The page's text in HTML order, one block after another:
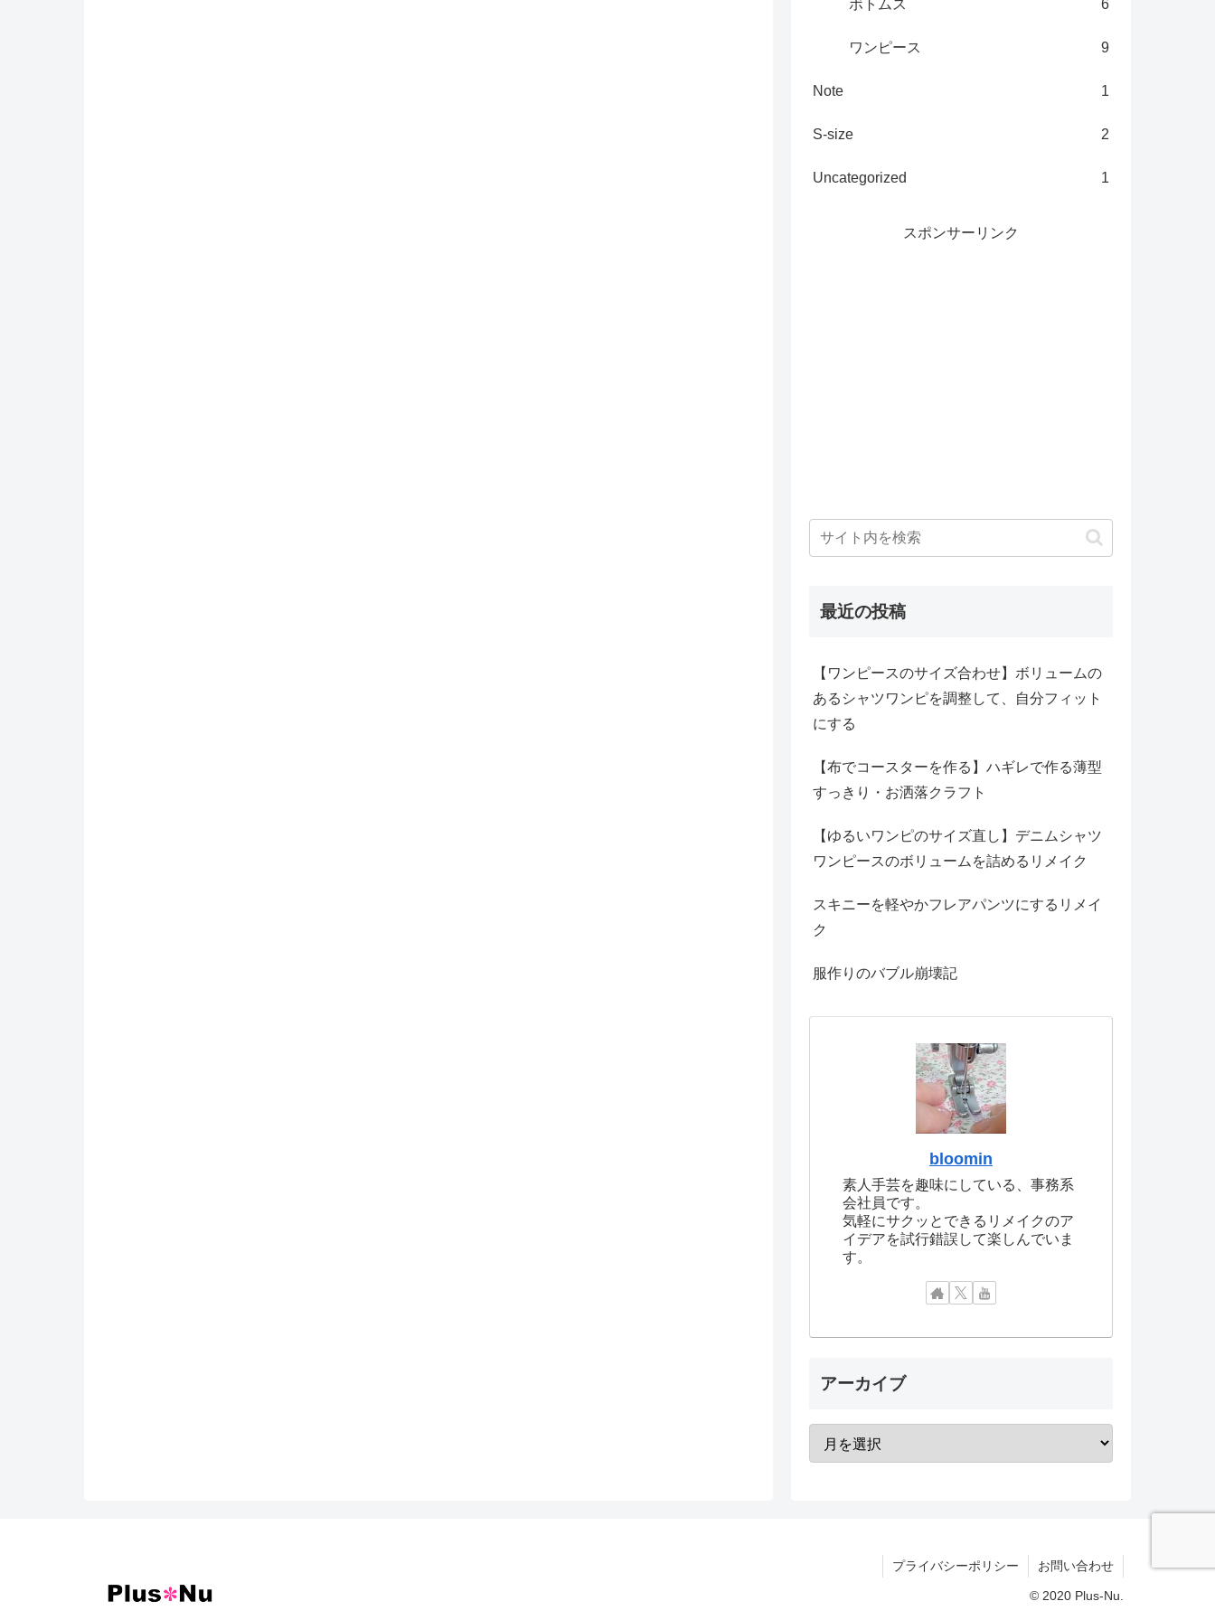
ボトムス 6
ワンピース 9
Note 1
S-size 2
Uncategorized 1
スポンサーリンク
最近の投稿
【ワンピースのサイズ合わせ】ボリュームの
あるシャツワンピを調整して、自分フィット
にする
【布でコースターを作る】ハギレで作る薄型
すっきり・お洒落クラフト
【ゆるいワンピのサイズ直し】デニムシャツ
ワンピースのボリュームを詰めるリメイク
スキニーを軽やかフレアパンツにするリメイ
ク
服作りのバブル崩壊記
bloomin
素人手芸を趣味にしている、事務系
会社員です。
気軽にサクッとできるリメイクのア
イデアを試行錯誤して楽しんでいま
す。
アーカイブ
プライバシーポリシー お問い合わせ
© 2020 Plus-Nu.